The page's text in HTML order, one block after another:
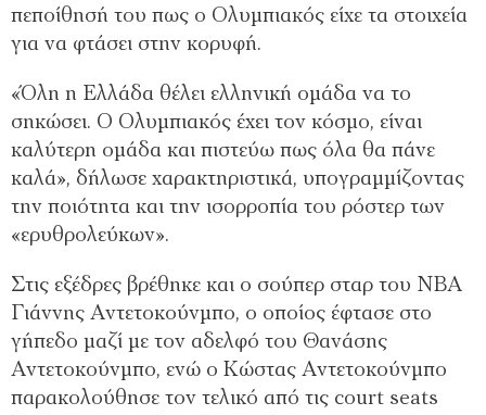
πεποίθησή του πως ο Ολυμπιακός είχε τα στοιχεία
για να φτάσει στην κορυφή.
«Όλη η Ελλάδα θέλει ελληνική ομάδα να το
σηκώσει. Ο Ολυμπιακός έχει τον κόσμο, είναι
καλύτερη ομάδα και πιστεύω πως όλα θα πάνε
καλά», δήλωσε χαρακτηριστικά, υπογραμμίζοντας
την ποιότητα και την ισορροπία του ρόστερ των
«ερυθρολεύκων».
Στις εξέδρες βρέθηκε και ο σούπερ σταρ του ΝΒΑ
Γιάννης Αντετοκούνμπο, ο οποίος έφτασε στο
γήπεδο μαζί με τον αδελφό του Θανάσης
Αντετοκούνμπο, ενώ ο Κώστας Αντετοκούνμπο
παρακολούθησε τον τελικό από τις court seats